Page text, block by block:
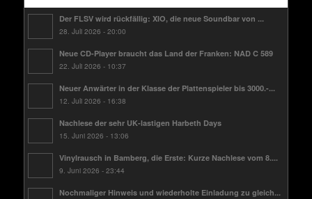
Der FLSV wird rückfällig: XIO, die neue Soundbar von ...
28. Juli 2026 - 20:00
Neue CD-Player braucht das Land der Franken: NAD C 589
22. Juli 2026 - 10:37
Neuer Anwärter in der Klasse der Plattenspieler bis 3000.-...
12. Juli 2026 - 16:38
Nachlese der sehr UK-lastigen Harbeth Days
15. Juni 2026 - 13:06
Vinylrausch in Bamberg, die Erste: Kurze Nachlese vom 8....
9. Juni 2026 - 23:44
Nochmaliger Hinweis und wiederholte Einladung zu gleich...